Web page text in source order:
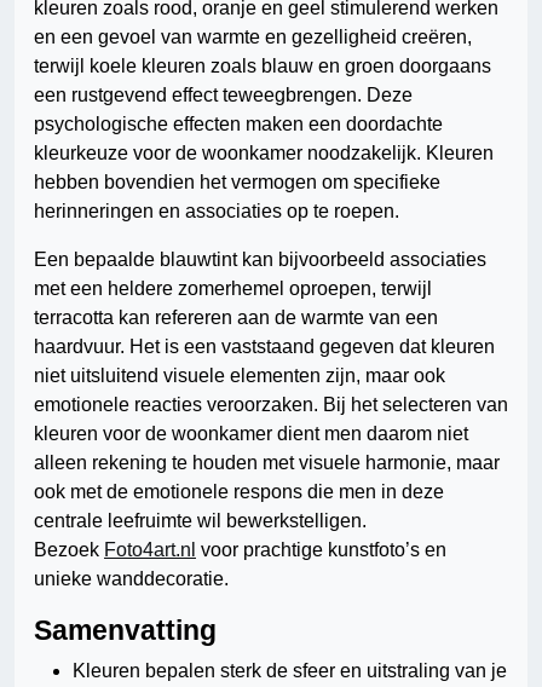
kleuren zoals rood, oranje en geel stimulerend werken
en een gevoel van warmte en gezelligheid creëren,
terwijl koele kleuren zoals blauw en groen doorgaans
een rustgevend effect teweegbrengen. Deze
psychologische effecten maken een doordachte
kleurkeuze voor de woonkamer noodzakelijk. Kleuren
hebben bovendien het vermogen om specifieke
herinneringen en associaties op te roepen.
Een bepaalde blauwtint kan bijvoorbeeld associaties
met een heldere zomerhemel oproepen, terwijl
terracotta kan refereren aan de warmte van een
haardvuur. Het is een vaststaand gegeven dat kleuren
niet uitsluitend visuele elementen zijn, maar ook
emotionele reacties veroorzaken. Bij het selecteren van
kleuren voor de woonkamer dient men daarom niet
alleen rekening te houden met visuele harmonie, maar
ook met de emotionele respons die men in deze
centrale leefruimte wil bewerkstelligen.
Bezoek Foto4art.nl voor prachtige kunstfoto’s en
unieke wanddecoratie.
Samenvatting
Kleuren bepalen sterk de sfeer en uitstraling van je